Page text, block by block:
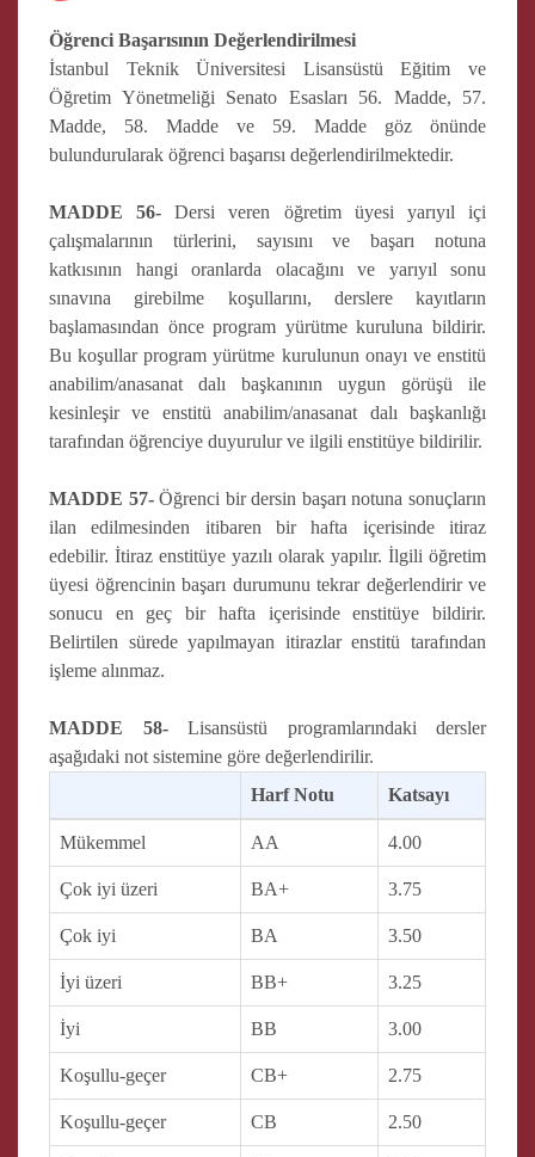
Öğrenci Başarısının Değerlendirilmesi
İstanbul Teknik Üniversitesi Lisansüstü Eğitim ve
Öğretim Yönetmeliği Senato Esasları 56. Madde, 57.
Madde, 58. Madde ve 59. Madde göz önünde
bulundurularak öğrenci başarısı değerlendirilmektedir.
MADDE 56- Dersi veren öğretim üyesi yarıyıl içi
çalışmalarının türlerini, sayısını ve başarı notuna
katkısının hangi oranlarda olacağını ve yarıyıl sonu
sınavına girebilme koşullarını, derslere kayıtların
başlamasından önce program yürütme kuruluna bildirir.
Bu koşullar program yürütme kurulunun onayı ve enstitü
anabilim/anasanat dalı başkanının uygun görüşü ile
kesinleşir ve enstitü anabilim/anasanat dalı başkanlığı
tarafından öğrenciye duyurulur ve ilgili enstitüye bildirilir.
MADDE 57-Öğrenci bir dersin başarı notuna sonuçların
ilan edilmesinden itibaren bir hafta içerisinde itiraz
edebilir. İtiraz enstitüye yazılı olarak yapılır. İlgili öğretim
üyesi öğrencinin başarı durumunu tekrar değerlendirir ve
sonucu en geç bir hafta içerisinde enstitüye bildirir.
Belirtilen sürede yapılmayan itirazlar enstitü tarafından
işleme alınmaz.
MADDE 58-Lisansüstü programlarındaki dersler
aşağıdaki not sistemine göre değerlendirilir.
Harf Notu
Katsayı
Mükemmel AA 4.00
Çok iyi üzeri BA+ 3.75
Çok iyi BA 3.50
İyi üzeri BB+ 3.25
İyi BB 3.00
Koşullu-geçer CB+ 2.75
Koşullu-geçer CB 2.50